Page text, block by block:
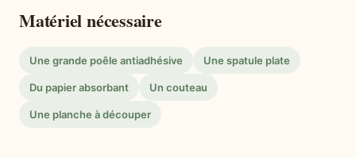
Matériel nécessaire
Une grande poêle antiadhésive Une spatule plate
Du papier absorbant Un couteau
Une planche à découper